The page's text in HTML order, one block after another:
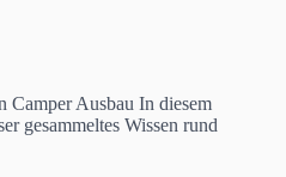
Camper Ausbau In diesem
gesammeltes Wissen rund